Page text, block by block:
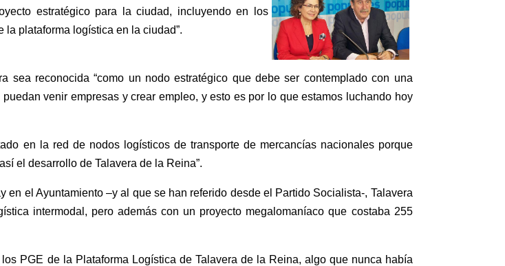
estratégico para la ciudad, incluyendo en los
plataforma logística en la ciudad”.
sea reconocida “como un nodo estratégico que debe ser contemplado con una
venir empresas y crear empleo, y esto es por lo que estamos luchando hoy
en la red de nodos logísticos de transporte de mercancías nacionales porque
el desarrollo de Talavera de la Reina”.
en el Ayuntamiento –y al que se han referido desde el Partido Socialista-, Talavera
intermodal, pero además con un proyecto megalomaníaco que costaba 255
PGE de la Plataforma Logística de Talavera de la Reina, algo que nunca había